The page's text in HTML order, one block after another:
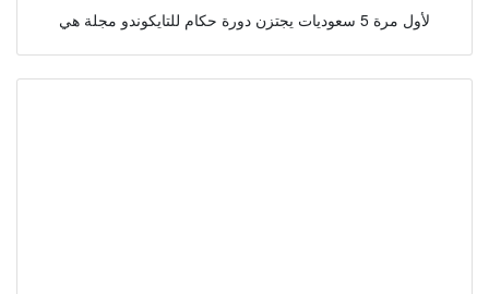
لأول مرة 5 سعوديات يجتزن دورة حكام للتايكوندو مجلة هي